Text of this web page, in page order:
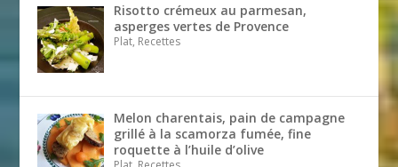
Risotto crémeux au parmesan,
asperges vertes de Provence
Plat, Recettes
Melon charentais, pain de campagne
grillé à la scamorza fumée, fine
roquette à l’huile d’olive